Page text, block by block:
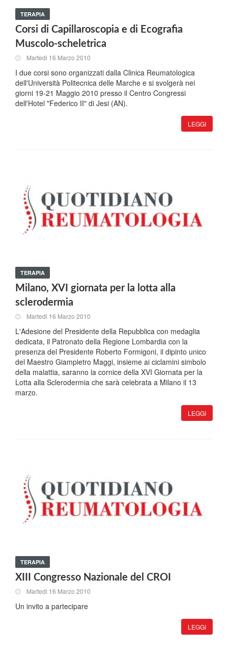
TERAPIA
Corsi di Capillaroscopia e di Ecografia
Muscolo-scheletrica
Martedi 16 Marzo 2010
I due corsi sono organizzati dalla Clinica Reumatologica
dell'Università Politecnica delle Marche e si svolgerà nei
giorni 19-21 Maggio 2010 presso il Centro Congressi
dell'Hotel "Federico II" di Jesi (AN).
LEGGI
TERAPIA
Milano, XVI giornata per la lotta alla
sclerodermia
Martedi 16 Marzo 2010
L'Adesione del Presidente della Repubblica con medaglia
dedicata, il Patronato della Regione Lombardia con la
presenza del Presidente Roberto Formigoni, il dipinto unico
del Maestro Giampietro Maggi, insieme ai ciclamini simbolo
della malattia, saranno la cornice della XVI Giornata per la
Lotta alla Sclerodermia che sarà celebrata a Milano il 13
marzo.
LEGGI
TERAPIA
XIII Congresso Nazionale del CROI
Martedi 16 Marzo 2010
Un invito a partecipare
LEGGI